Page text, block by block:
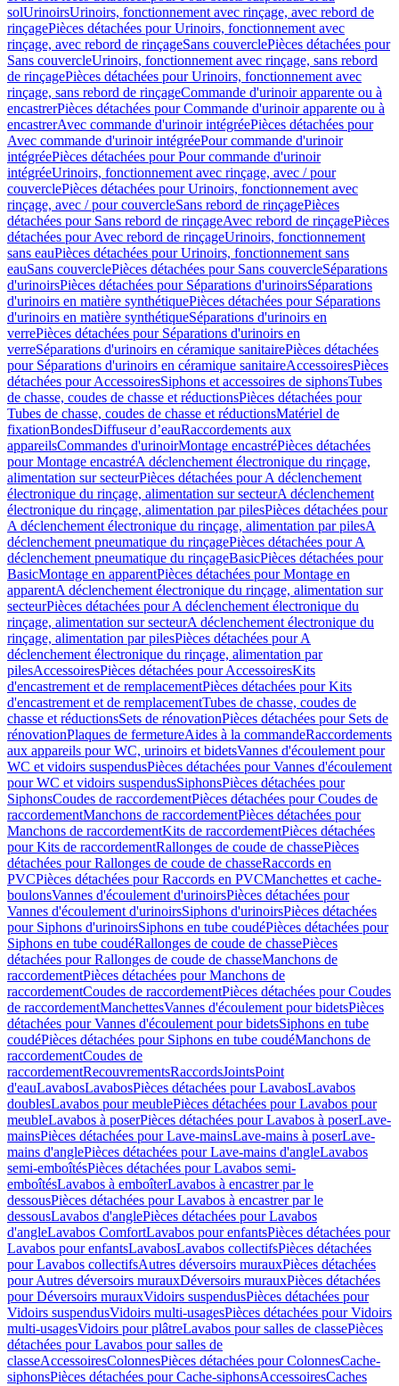
solUrinoirsUrinoirs, fonctionnement avec rinçage, avec rebord de
rinçagePièces détachées pour Urinoirs, fonctionnement avec
rinçage, avec rebord de rinçageSans couverclePièces détachées pour
Sans couvercleUrinoirs, fonctionnement avec rinçage, sans rebord
de rinçagePièces détachées pour Urinoirs, fonctionnement avec
rinçage, sans rebord de rinçageCommande d'urinoir apparente ou à
encastrerPièces détachées pour Commande d'urinoir apparente ou à
encastrerAvec commande d'urinoir intégréePièces détachées pour
Avec commande d'urinoir intégréePour commande d'urinoir
intégréePièces détachées pour Pour commande d'urinoir
intégréeUrinoirs, fonctionnement avec rinçage, avec / pour
couverclePièces détachées pour Urinoirs, fonctionnement avec
rinçage, avec / pour couvercleSans rebord de rinçagePièces
détachées pour Sans rebord de rinçageAvec rebord de rinçagePièces
détachées pour Avec rebord de rinçageUrinoirs, fonctionnement
sans eauPièces détachées pour Urinoirs, fonctionnement sans
eauSans couverclePièces détachées pour Sans couvercleSéparations
d'urinoirsPièces détachées pour Séparations d'urinoirsSéparations
d'urinoirs en matière synthétiquePièces détachées pour Séparations
d'urinoirs en matière synthétiqueSéparations d'urinoirs en
verrePièces détachées pour Séparations d'urinoirs en
verreSéparations d'urinoirs en céramique sanitairePièces détachées
pour Séparations d'urinoirs en céramique sanitaireAccessoiresPièces
détachées pour AccessoiresSiphons et accessoires de siphonsTubes
de chasse, coudes de chasse et réductionsPièces détachées pour
Tubes de chasse, coudes de chasse et réductionsMatériel de
fixationBondesDiffuseur d’eauRaccordements aux
appareilsCommandes d'urinoirMontage encastréPièces détachées
pour Montage encastréA déclenchement électronique du rinçage,
alimentation sur secteurPièces détachées pour A déclenchement
électronique du rinçage, alimentation sur secteurA déclenchement
électronique du rinçage, alimentation par pilesPièces détachées pour
A déclenchement électronique du rinçage, alimentation par pilesA
déclenchement pneumatique du rinçagePièces détachées pour A
déclenchement pneumatique du rinçageBasicPièces détachées pour
BasicMontage en apparentPièces détachées pour Montage en
apparentA déclenchement électronique du rinçage, alimentation sur
secteurPièces détachées pour A déclenchement électronique du
rinçage, alimentation sur secteurA déclenchement électronique du
rinçage, alimentation par pilesPièces détachées pour A
déclenchement électronique du rinçage, alimentation par
pilesAccessoiresPièces détachées pour AccessoiresKits
d'encastrement et de remplacementPièces détachées pour Kits
d'encastrement et de remplacementTubes de chasse, coudes de
chasse et réductionsSets de rénovationPièces détachées pour Sets de
rénovationPlaques de fermetureAides à la commandeRaccordements
aux appareils pour WC, urinoirs et bidetsVannes d'écoulement pour
WC et vidoirs suspendusPièces détachées pour Vannes d'écoulement
pour WC et vidoirs suspendusSiphonsPièces détachées pour
SiphonsCoudes de raccordementPièces détachées pour Coudes de
raccordementManchons de raccordementPièces détachées pour
Manchons de raccordementKits de raccordementPièces détachées
pour Kits de raccordementRallonges de coude de chassePièces
détachées pour Rallonges de coude de chasseRaccords en
PVCPièces détachées pour Raccords en PVCManchettes et cache-
boulonsVannes d'écoulement d'urinoirsPièces détachées pour
Vannes d'écoulement d'urinoirsSiphons d'urinoirsPièces détachées
pour Siphons d'urinoirsSiphons en tube coudéPièces détachées pour
Siphons en tube coudéRallonges de coude de chassePièces
détachées pour Rallonges de coude de chasseManchons de
raccordementPièces détachées pour Manchons de
raccordementCoudes de raccordementPièces détachées pour Coudes
de raccordementManchettesVannes d'écoulement pour bidetsPièces
détachées pour Vannes d'écoulement pour bidetsSiphons en tube
coudéPièces détachées pour Siphons en tube coudéManchons de
raccordementCoudes de
raccordementRecouvrementsRaccordsJointsPoint
d'eauLavabosLavabosPièces détachées pour LavabosLavabos
doublesLavabos pour meublePièces détachées pour Lavabos pour
meubleLavabos à poserPièces détachées pour Lavabos à poserLave-
mainsPièces détachées pour Lave-mainsLave-mains à poserLave-
mains d'anglePièces détachées pour Lave-mains d'angleLavabos
semi-emboîtésPièces détachées pour Lavabos semi-
emboîtésLavabos à emboîterLavabos à encastrer par le
dessousPièces détachées pour Lavabos à encastrer par le
dessousLavabos d'anglePièces détachées pour Lavabos
d'angleLavabos ComfortLavabos pour enfantsPièces détachées pour
Lavabos pour enfantsLavabosLavabos collectifsPièces détachées
pour Lavabos collectifsAutres déversoirs murauxPièces détachées
pour Autres déversoirs murauxDéversoirs murauxPièces détachées
pour Déversoirs murauxVidoirs suspendusPièces détachées pour
Vidoirs suspendusVidoirs multi-usagesPièces détachées pour Vidoirs
multi-usagesVidoirs pour plâtreLavabos pour salles de classePièces
détachées pour Lavabos pour salles de
classeAccessoiresColonnesPièces détachées pour ColonnesCache-
siphonsPièces détachées pour Cache-siphonsAccessoiresCaches